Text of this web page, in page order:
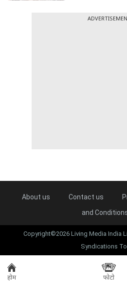
होम फोटो
About us Contact us
and
Copyright©2026 Living Media India
Syndications